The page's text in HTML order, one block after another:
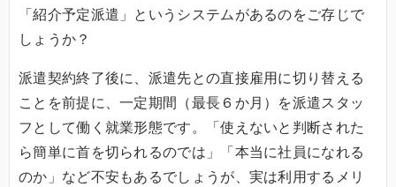
「紹介予定派遣」というシステムがあるのをご存じで
しょうか？
派遣契約終了後に、派遣先との直接雇用に切り替える
ことを前提に、一定期間（最長６か月）を派遣スタッ
フとして働く就業形態です。「使えないと判断された
ら簡単に首を切られるのでは」「本当に社員になれる
のか」など不安もあるでしょうが、実は利用するメリ